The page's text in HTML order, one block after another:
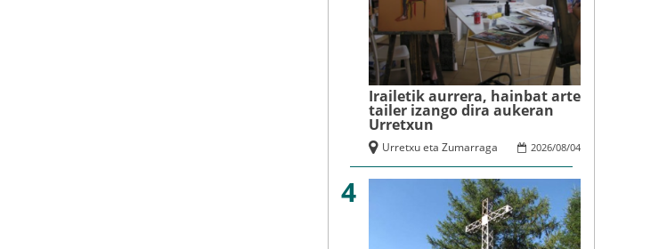
Irailetik aurrera, hainbat arte
tailer izango dira aukeran
Urretxun
2026/08/04
Urretxu eta Zumarraga
4